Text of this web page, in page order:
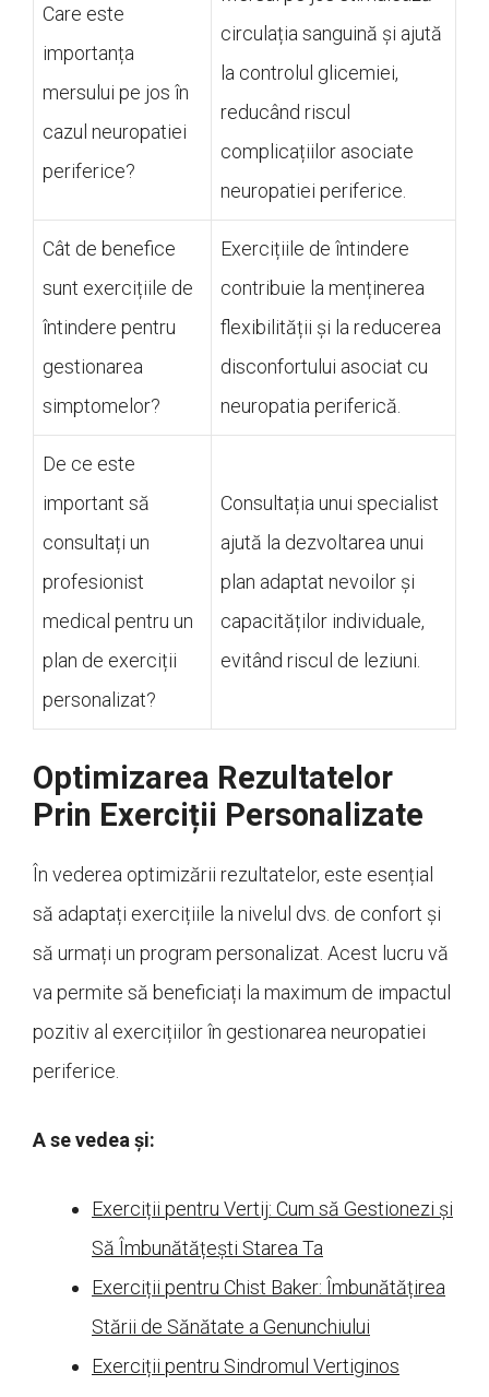
Care este
importanța
mersului pe jos în
cazul neuropatiei
periferice?
circulația sanguină și ajută
la controlul glicemiei,
reducând riscul
complicațiilor asociate
neuropatiei periferice.
Cât de benefice
sunt exercițiile de
întindere pentru
gestionarea
simptomelor?
Exercițiile de întindere
contribuie la menținerea
flexibilității și la reducerea
disconfortului asociat cu
neuropatia periferică.
De ce este
important să
consultați un
profesionist
medical pentru un
plan de exerciții
personalizat?
Consultația unui specialist
ajută la dezvoltarea unui
plan adaptat nevoilor și
capacităților individuale,
evitând riscul de leziuni.
Optimizarea Rezultatelor
Prin Exerciții Personalizate
În vederea optimizării rezultatelor, este esențial
să adaptați exercițiile la nivelul dvs. de confort și
să urmați un program personalizat. Acest lucru vă
va permite să beneficiați la maximum de impactul
pozitiv al exercițiilor în gestionarea neuropatiei
periferice.
A se vedea și:
Exerciții pentru Vertij: Cum să Gestionezi și
Să Îmbunătățești Starea Ta
Exerciții pentru Chist Baker: Îmbunătățirea
Stării de Sănătate a Genunchiului
Exerciții pentru Sindromul Vertiginos